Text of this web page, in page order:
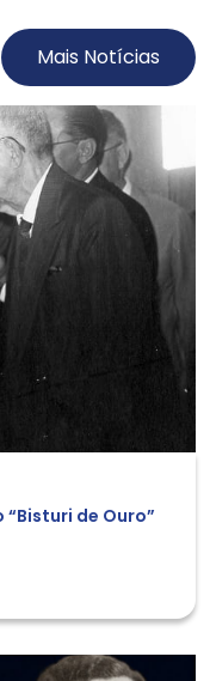
Mais Notícias
de Ouro”